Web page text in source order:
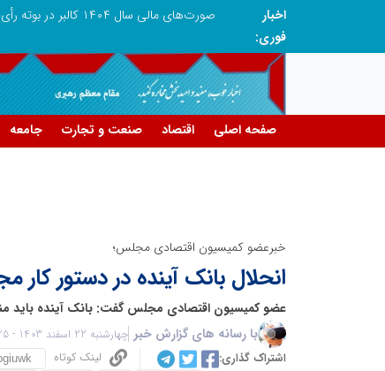
اخبار
فوری:
صفحه اصلی اقتصاد صنعت و تجارت جامعه
خبرعضو کمیسیون اقتصادی مجلس؛
انحلال بانک آینده در دستور کار
عضو کمیسیون اقتصادی مجلس گفت: بانک آینده باید
با رسانه های گزارش خبر چهارشنبه 22 اسفند 1403 - 07:25
اشتراک گذاری:
لینک کوتاه